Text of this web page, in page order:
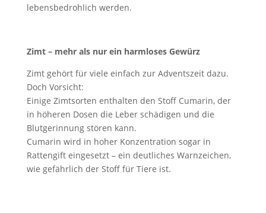
lebensbedrohlich werden.
Zimt – mehr als nur ein harmloses Gewürz
Zimt gehört für viele einfach zur Adventszeit dazu.
Doch Vorsicht:
Einige Zimtsorten enthalten den Stoff Cumarin, der
in höheren Dosen die Leber schädigen und die
Blutgerinnung stören kann.
Cumarin wird in hoher Konzentration sogar in
Rattengift eingesetzt – ein deutliches Warnzeichen,
wie gefährlich der Stoff für Tiere ist.